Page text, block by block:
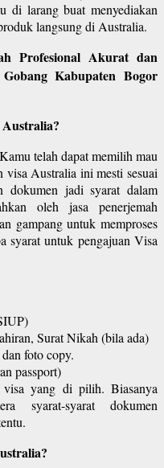
di larang buat menyediakan
langsung di Australia.
Profesional Akurat dan
Kabupaten Bogor
telah dapat memilih mau
visa Australia ini mesti sesuai
dokumen jadi syarat dalam
oleh jasa penerjemah
gampang untuk memproses
syarat untuk pengajuan Visa
Surat Nikah (bila ada)
foto copy.
passport)
yang di pilih. Biasanya
syarat-syarat dokumen